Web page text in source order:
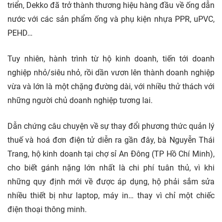
triển, Dekko đã trở thành thương hiệu hàng đầu về ống dẫn
nước với các sản phẩm ống và phụ kiện nhựa PPR, uPVC,
PEHD…
Tuy nhiên, hành trình từ hộ kinh doanh, tiến tới doanh
nghiệp nhỏ/siêu nhỏ, rồi dần vươn lên thành doanh nghiệp
vừa và lớn là một chặng đường dài, với nhiều thử thách với
những người chủ doanh nghiệp tương lai.
Dẫn chứng câu chuyện về sự thay đổi phương thức quản lý
thuế và hoá đơn điện tử diễn ra gần đây, bà Nguyễn Thái
Trang, hộ kinh doanh tại chợ sỉ An Đông (TP Hồ Chí Minh),
cho biết gánh nặng lớn nhất là chi phí tuân thủ, vì khi
những quy định mới về được áp dụng, hộ phải sắm sửa
nhiều thiết bị như laptop, máy in… thay vì chỉ một chiếc
điện thoại thông minh.